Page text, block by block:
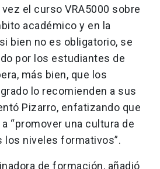
el curso VRA5000 sobre
académico y en la
bien no es obligatorio, se
por los estudiantes de
más bien, que los
lo recomienden a sus
Pizarro, enfatizando que
“promover una cultura de
los niveles formativos”.
de formación, añadió